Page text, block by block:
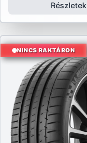
Részletek
NINCS RAKTÁRON